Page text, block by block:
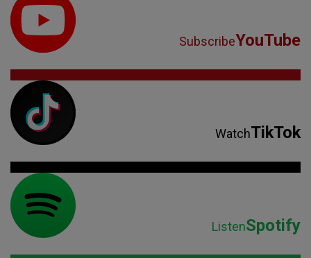
SubscribeYouTube
WatchTikTok
ListenSpotify